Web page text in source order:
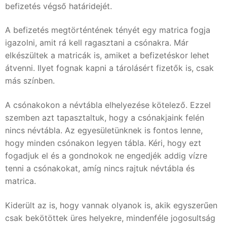
befizetés végső határidejét.
A befizetés megtörténtének tényét egy matrica fogja
igazolni, amit rá kell ragasztani a csónakra. Már
elkészültek a matricák is, amiket a befizetéskor lehet
átvenni. Ilyet fognak kapni a tárolásért fizetők is, csak
más színben.
A csónakokon a névtábla elhelyezése kötelező. Ezzel
szemben azt tapasztaltuk, hogy a csónakjaink felén
nincs névtábla. Az egyesületünknek is fontos lenne,
hogy minden csónakon legyen tábla. Kéri, hogy ezt
fogadjuk el és a gondnokok ne engedjék addig vízre
tenni a csónakokat, amíg nincs rajtuk névtábla és
matrica.
Kiderült az is, hogy vannak olyanok is, akik egyszerűen
csak bekötöttek üres helyekre, mindenféle jogosultság